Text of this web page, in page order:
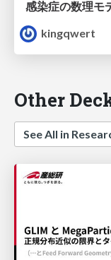
感染症の数理モ
kingqwert
Other
See All in